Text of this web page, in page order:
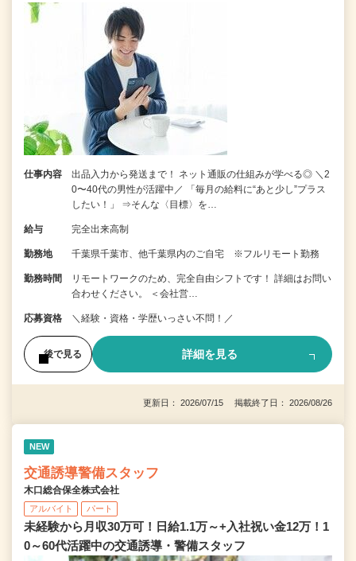
仕事内容
出品入力から発送まで！ ネット通販の仕組みが学べる◎ ＼2
0〜40代の男性が活躍中／ 「毎月の給料に“あと少し”プラス
したい！」 ⇒そんな〈目標〉を…
給与 完全出来高制
勤務地 千葉県千葉市、他千葉県内のご自宅 ※フルリモート勤務
勤務時間
リモートワークのため、完全自由シフトです！ 詳細はお問い
合わせください。 ＜会社営…
応募資格 ＼経験・資格・学歴いっさい不問！／
後で見る 詳細を見る
更新日： 2026/07/15 掲載終了日： 2026/08/26
NEW
交通誘導警備スタッフ
木口総合保全株式会社
アルバイト パート
未経験から月収30万可！日給1.1万～+入社祝い金12万！1
0～60代活躍中の交通誘導・警備スタッフ